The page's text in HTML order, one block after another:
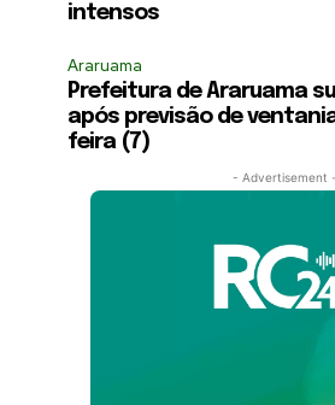
intensos
Araruama
Prefeitura de Araruama
após previsão de
feira (7)
- Advertisement -